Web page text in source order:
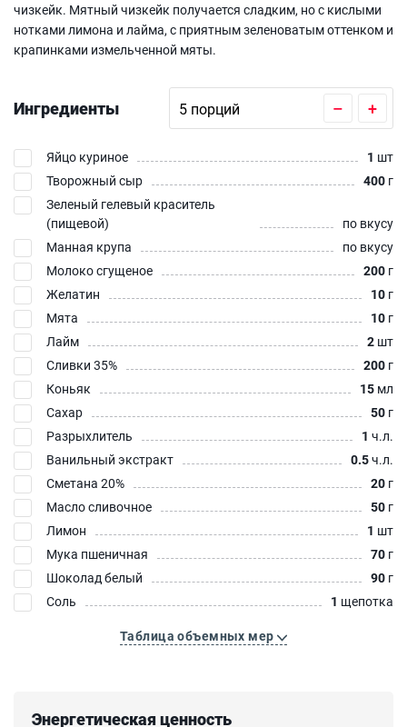
чизкейк. Мятный чизкейк получается сладким, но с кислыми
нотками лимона и лайма, с приятным зеленоватым оттенком и
крапинками измельченной мяты.
Ингредиенты – +
Яйцо куриное 1 шт
Творожный сыр
400 г
Зеленый гелевый краситель
(пищевой)
по вкусу
Манная крупа
по вкусу
Молоко сгущеное
200 г
Желатин
10 г
Мята
10 г
Лайм
2 шт
Сливки 35%
200 г
Коньяк
15 мл
Сахар
50 г
Разрыхлитель
1 ч.л.
Ванильный экстракт
0.5ч.л.
Сметана 20%
20 г
Масло сливочное
50 г
Лимон
1 шт
Мука пшеничная
70 г
Шоколад белый
90 г
Соль
1 щепотка
Таблица объемных мер
Энергетическая ценность